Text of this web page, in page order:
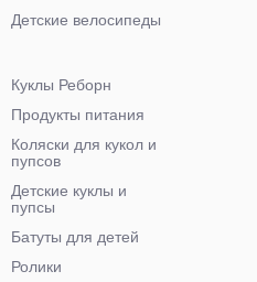
Детские велосипеды
Куклы Реборн
Продукты питания
Коляски для кукол и
пупсов
Детские куклы и
пупсы
Батуты для детей
Ролики